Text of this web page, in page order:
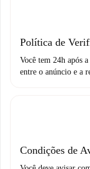
Débito
não
Política de
Você tem 24h após
entre o anúncio e a
Condições de